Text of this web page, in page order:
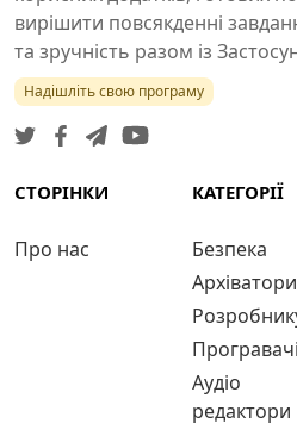
вирішити повсякденні
та зручність разом із
Надішліть свою програму
СТОРІНКИ
Про нас
КАТЕГОРІЇ
Безпека
Архіватори
Програвачі
Аудіо
редактори